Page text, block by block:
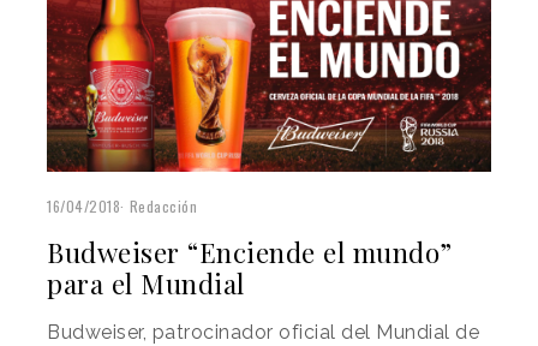
16/04/2018 Redacción
Budweiser “Enciende el mundo”
para el Mundial
Budweiser, patrocinador oficial del Mundial de